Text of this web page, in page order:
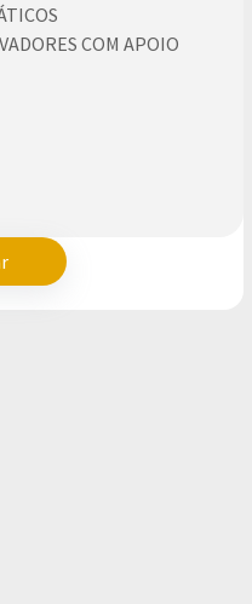
COM APOIO